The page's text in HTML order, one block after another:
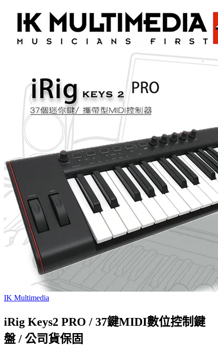
IK Multimedia
iRig Keys2 PRO / 37鍵MIDI數位控制鍵
盤 / 公司貨保固